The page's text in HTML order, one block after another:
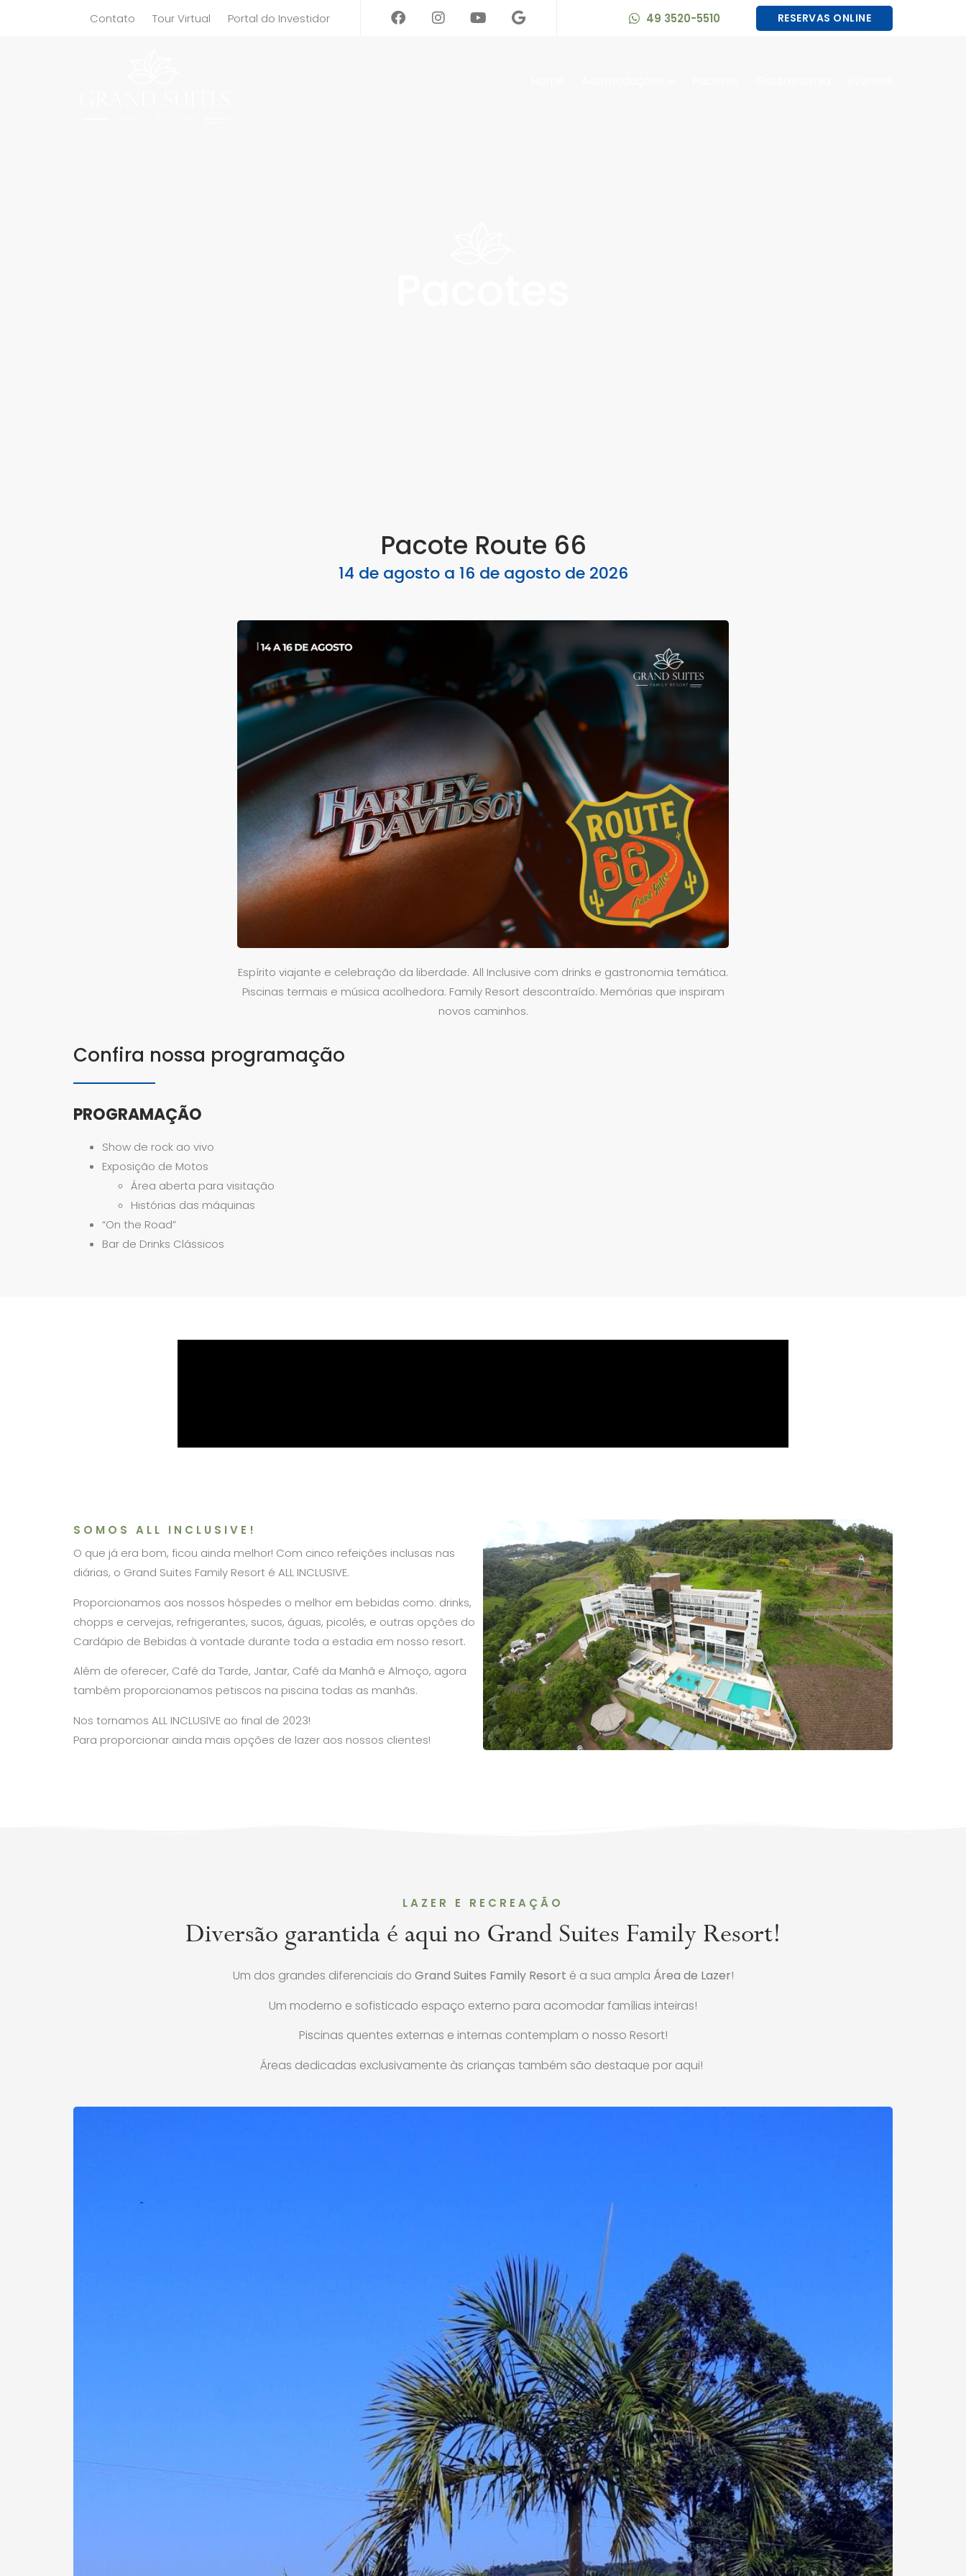
Contato Tour Virtual Portal do Investidor 49 3520-5510 RESERVAS ONLINE
Pacote Route 66
14 de agosto a 16 de agosto de 2026
Espírito viajante e celebração da liberdade. All Inclusive com drinks e gastronomia temática.
Piscinas termais e música acolhedora. Family Resort descontraído. Memórias que inspiram
novos caminhos.
Confira nossa programação
PROGRAMAÇÃO
Show de rock ao vivo
Exposição de Motos
Área aberta para visitação
Histórias das máquinas
“On the Road”
Bar de Drinks Clássicos
SOMOS ALL INCLUSIVE!
O que já era bom, ficou ainda melhor! Com cinco refeições inclusas nas
diárias, o Grand Suites Family Resort é ALL INCLUSIVE.
Proporcionamos aos nossos hóspedes o melhor em bebidas como: drinks,
chopps e cervejas, refrigerantes, sucos, águas, picolés, e outras opções do
Cardápio de Bebidas à vontade durante toda a estadia em nosso resort.
Além de oferecer, Café da Tarde, Jantar, Café da Manhã e Almoço, agora
também proporcionamos petiscos na piscina todas as manhãs.
Nos tornamos ALL INCLUSIVE ao final de 2023!
Para proporcionar ainda mais opções de lazer aos nossos clientes!
LAZER E RECREAÇÃO
Diversão garantida é aqui no Grand Suites Family Resort!
Um dos grandes diferenciais do Grand Suites Family Resort é a sua ampla Área de Lazer!
Um moderno e sofisticado espaço externo para acomodar famílias inteiras!
Piscinas quentes externas e internas contemplam o nosso Resort!
Áreas dedicadas exclusivamente às crianças também são destaque por aqui!